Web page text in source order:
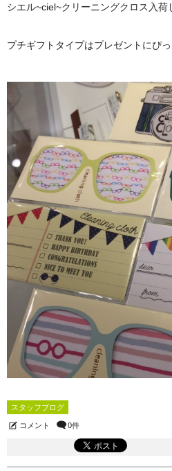
シエル~ciel~クリーニングクロス入荷
プチギフトタイプはプレゼントにぴっ
スタッフブログ
コメント 0件